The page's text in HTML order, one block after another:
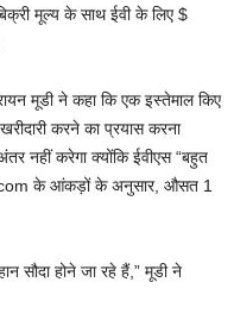
मूल्य के साथ ईवी के लिए $
मूडी ने कहा कि एक इस्तेमाल किए
करने का प्रयास करना
नहीं करेगा क्योंकि ईवीएस “बहुत
के आंकड़ों के अनुसार, औसत 1
सौदा होने जा रहे हैं,” मूडी ने